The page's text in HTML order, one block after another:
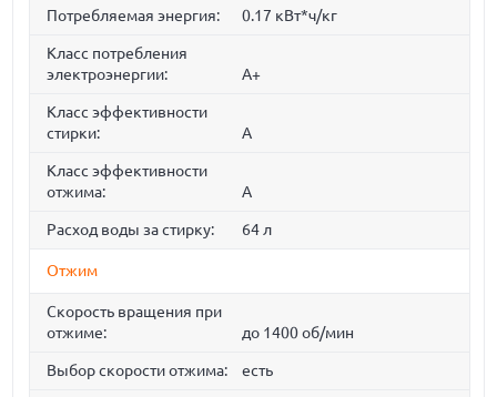
Потребляемая энергия: 0.17 кВт*ч/кг
Класс потребления
электроэнергии:
A+
Класс эффективности
стирки:
A
Класс эффективности
отжима:
A
Расход воды за стирку: 64 л
Отжим
Скорость вращения при
отжиме:
до 1400 об/мин
Выбор скорости отжима: есть